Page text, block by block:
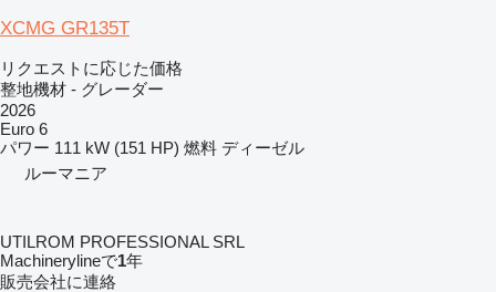
XCMG GR135T
リクエストに応じた価格
整地機材 - グレーダー
2026
Euro 6
パワー 111 kW (151 HP) 燃料 ディーゼル
ルーマニア
UTILROM PROFESSIONAL SRL
Machinerylineで1年
販売会社に連絡